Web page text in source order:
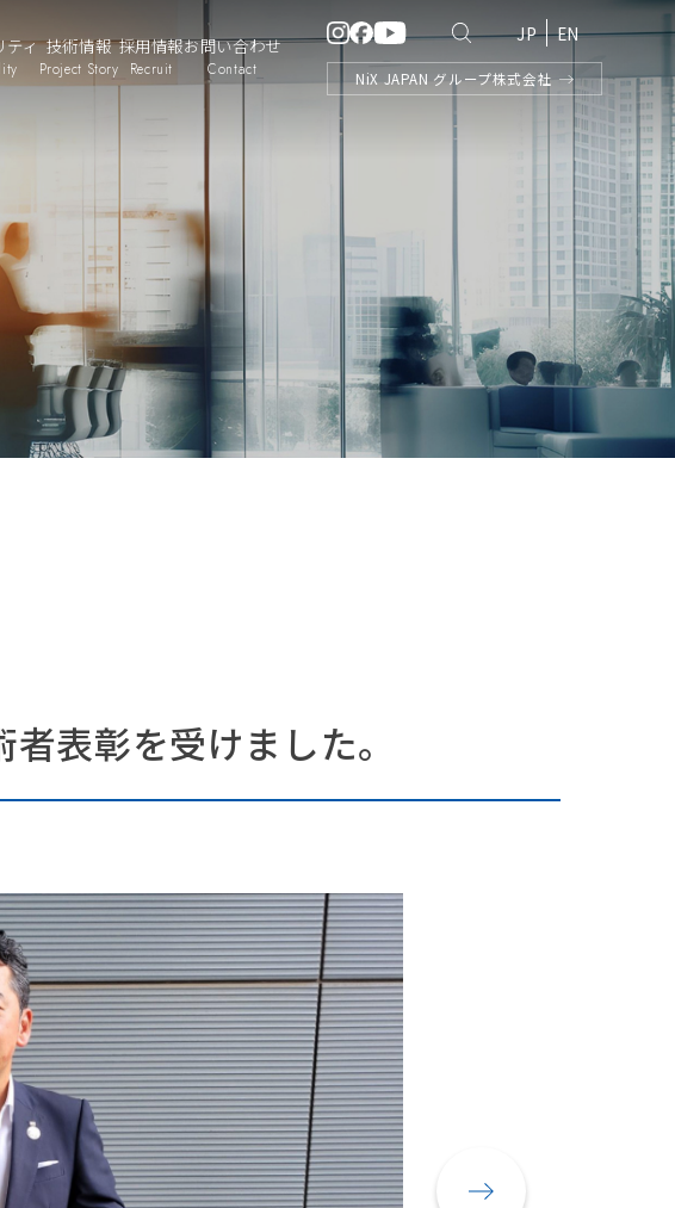
ティ 技術情報
Project Story
採用情報
Recruit
お問い合わせ
Contact
EN
JP
NiX JAPAN グループ株式会社
表彰を受けました。